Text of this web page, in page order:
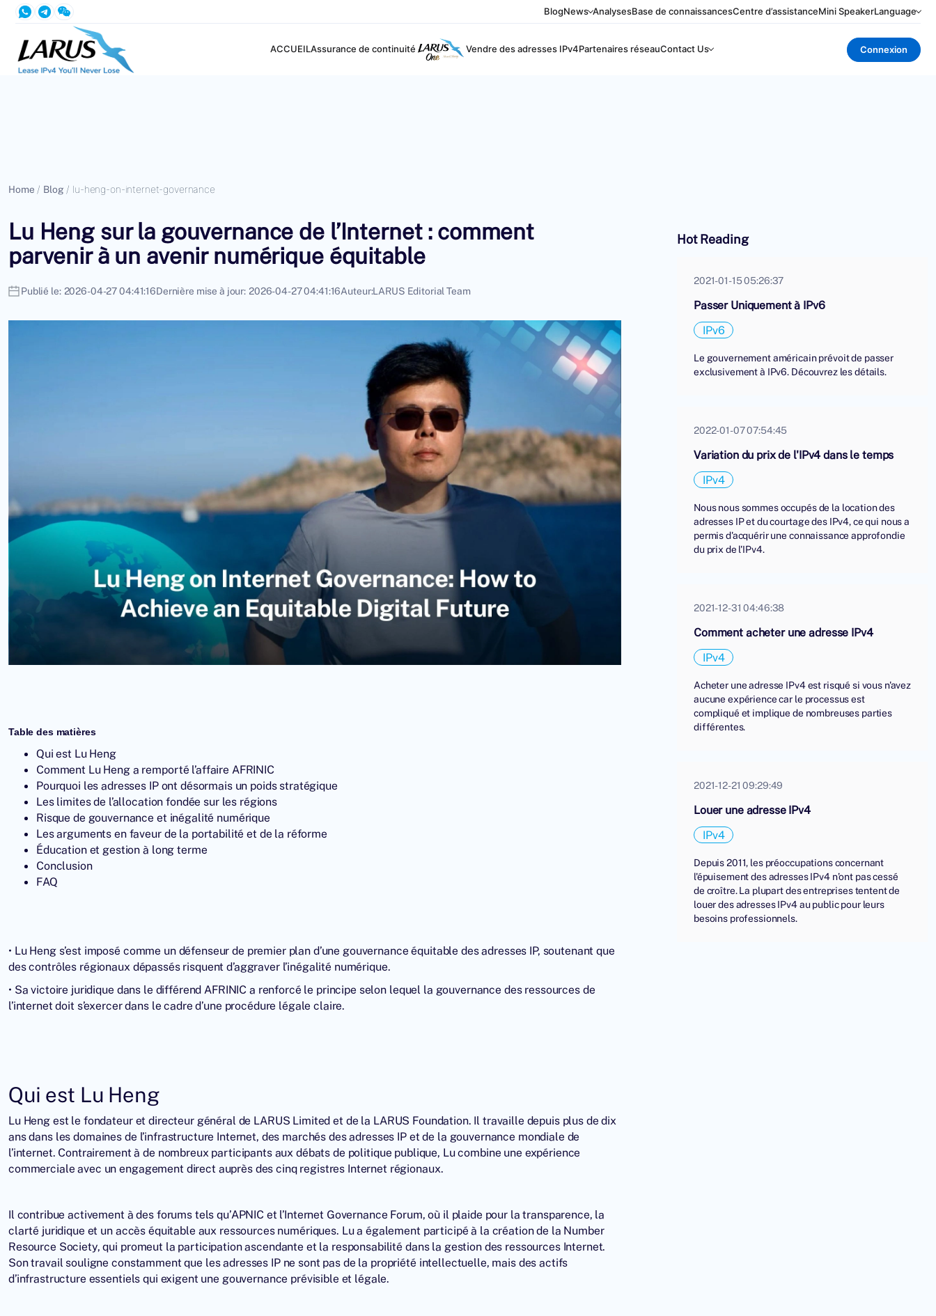
BlogNews AnalysesBase de connaissancesCentre d’assistanceMini SpeakerLanguage
ACCUEILAssurance de continuité Vendre des adresses IPv4Partenaires réseauContact Us Connexion
Home / Blog / lu-heng-on-internet-governance
Lu Heng sur la gouvernance de l’Internet : comment
parvenir à un avenir numérique équitable
Publié le: 2026-04-27 04:41:16Dernière mise à jour: 2026-04-27 04:41:16Auteur:LARUS Editorial Team
Table des matières
Qui est Lu Heng
Comment Lu Heng a remporté l’affaire AFRINIC
Pourquoi les adresses IP ont désormais un poids stratégique
Les limites de l’allocation fondée sur les régions
Risque de gouvernance et inégalité numérique
Les arguments en faveur de la portabilité et de la réforme
Éducation et gestion à long terme
Conclusion
FAQ
• Lu Heng s’est imposé comme un défenseur de premier plan d’une gouvernance équitable des adresses IP, soutenant que
des contrôles régionaux dépassés risquent d’aggraver l’inégalité numérique.
• Sa victoire juridique dans le différend AFRINIC a renforcé le principe selon lequel la gouvernance des ressources de
l’internet doit s’exercer dans le cadre d’une procédure légale claire.
Qui est Lu Heng
Lu Heng est le fondateur et directeur général de LARUS Limited et de la LARUS Foundation. Il travaille depuis plus de dix
ans dans les domaines de l’infrastructure Internet, des marchés des adresses IP et de la gouvernance mondiale de
l’internet. Contrairement à de nombreux participants aux débats de politique publique, Lu combine une expérience
commerciale avec un engagement direct auprès des cinq registres Internet régionaux.
Il contribue activement à des forums tels qu’APNIC et l’Internet Governance Forum, où il plaide pour la transparence, la
clarté juridique et un accès équitable aux ressources numériques. Lu a également participé à la création de la Number
Resource Society, qui promeut la participation ascendante et la responsabilité dans la gestion des ressources Internet.
Son travail souligne constamment que les adresses IP ne sont pas de la propriété intellectuelle, mais des actifs
d’infrastructure essentiels qui exigent une gouvernance prévisible et légale.
Hot Reading
2021-01-15 05:26:37
Passer Uniquement à IPv6
IPv6
Le gouvernement américain prévoit de passer
exclusivement à IPv6. Découvrez les détails.
2022-01-07 07:54:45
Variation du prix de l'IPv4 dans le temps
IPv4
Nous nous sommes occupés de la location des
adresses IP et du courtage des IPv4, ce qui nous a
permis d'acquérir une connaissance approfondie
du prix de l'IPv4.
2021-12-31 04:46:38
Comment acheter une adresse IPv4
IPv4
Acheter une adresse IPv4 est risqué si vous n'avez
aucune expérience car le processus est
compliqué et implique de nombreuses parties
différentes.
2021-12-21 09:29:49
Louer une adresse IPv4
IPv4
Depuis 2011, les préoccupations concernant
l'épuisement des adresses IPv4 n’ont pas cessé
de croître. La plupart des entreprises tentent de
louer des adresses IPv4 au public pour leurs
besoins professionnels.